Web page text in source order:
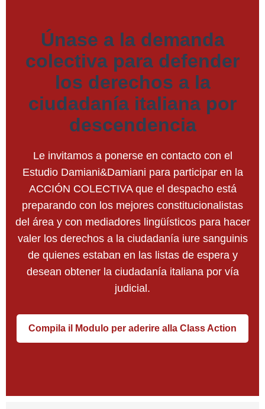
Únase a la demanda
colectiva para defender
los derechos a la
ciudadanía italiana por
descendencia
Le invitamos a ponerse en contacto con el
Estudio Damiani&Damiani para participar en la
ACCIÓN COLECTIVA que el despacho está
preparando con los mejores constitucionalistas
del área y con mediadores lingüísticos para hacer
valer los derechos a la ciudadanía iure sanguinis
de quienes estaban en las listas de espera y
desean obtener la ciudadanía italiana por vía
judicial.
Compila il Modulo per aderire alla Class Action